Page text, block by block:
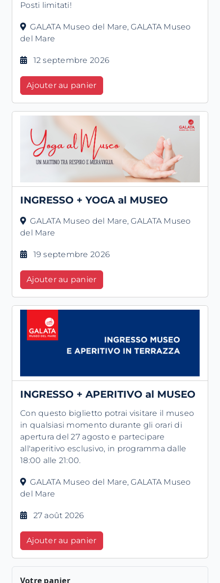
Posti limitati!
GALATA Museo del Mare, GALATA Museo
del Mare
12 septembre 2026
Ajouter au panier
INGRESSO + YOGA al MUSEO
GALATA Museo del Mare, GALATA Museo
del Mare
19 septembre 2026
Ajouter au panier
INGRESSO + APERITIVO al MUSEO
Con questo biglietto potrai visitare il museo
in qualsiasi momento durante gli orari di
apertura del 27 agosto e partecipare
all'aperitivo esclusivo, in programma dalle
18:00 alle 21:00.
GALATA Museo del Mare, GALATA Museo
del Mare
27 août 2026
Ajouter au panier
Votre panier